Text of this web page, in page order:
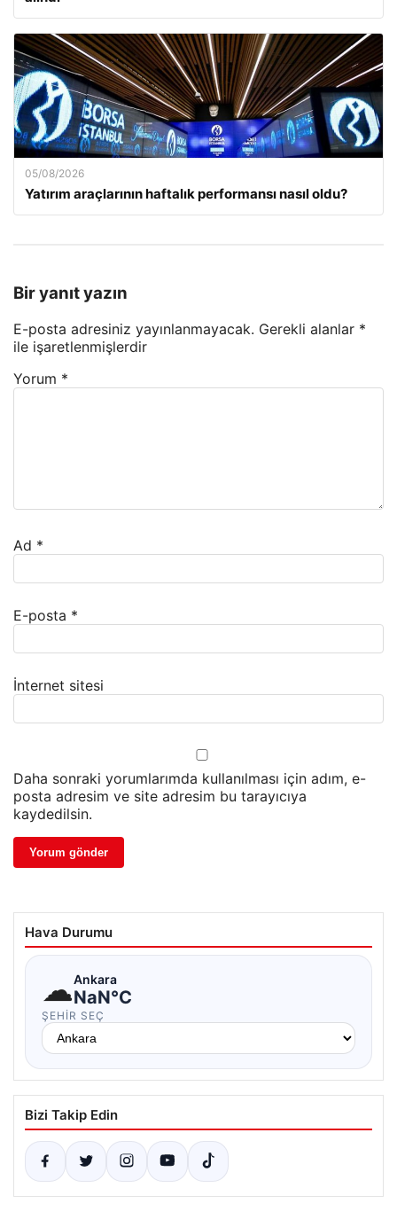
05/08/2026
Yatırım araçlarının haftalık performansı nasıl oldu?
Bir yanıt yazın
E-posta adresiniz yayınlanmayacak. Gerekli alanlar *
ile işaretlenmişlerdir
Yorum *
Ad *
E-posta *
İnternet sitesi
Daha sonraki yorumlarımda kullanılması için adım, e-
posta adresim ve site adresim bu tarayıcıya
kaydedilsin.
Hava Durumu
☁Ankara
NaN°C
ŞEHIR SEÇ
Bizi Takip Edin